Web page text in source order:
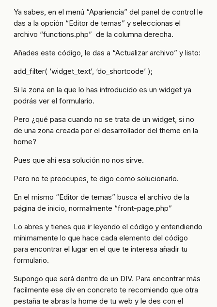
Ya sabes, en el menú “Apariencia” del panel de control le
das a la opción “Editor de temas” y seleccionas el
archivo “functions.php” de la columna derecha.
Añades este código, le das a “Actualizar archivo” y listo:
add_filter( ‘widget_text’, ‘do_shortcode’ );
Si la zona en la que lo has introducido es un widget ya
podrás ver el formulario.
Pero ¿qué pasa cuando no se trata de un widget, si no
de una zona creada por el desarrollador del theme en la
home?
Pues que ahí esa solución no nos sirve.
Pero no te preocupes, te digo como solucionarlo.
En el mismo “Editor de temas” busca el archivo de la
página de inicio, normalmente “front-page.php”
Lo abres y tienes que ir leyendo el código y entendiendo
mínimamente lo que hace cada elemento del código
para encontrar el lugar en el que te interesa añadir tu
formulario.
Supongo que será dentro de un DIV. Para encontrar más
facilmente ese div en concreto te recomiendo que otra
pestaña te abras la home de tu web y le des con el